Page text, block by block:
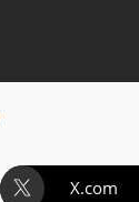
X.com